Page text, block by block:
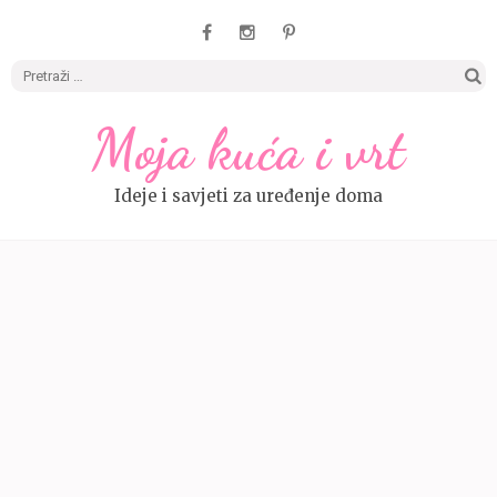
Moja kuća i vrt
Ideje i savjeti za uređenje doma